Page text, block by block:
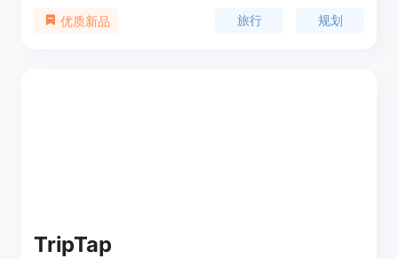
日期和时长、住宿和交通偏好等信息。VoyageAI通
优质新品 旅行 规划
TripTap